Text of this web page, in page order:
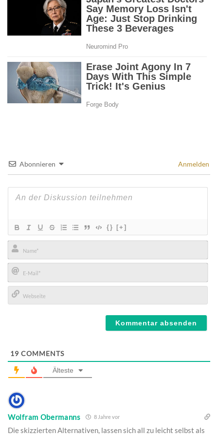
Abonnieren Anmelden
{} [+]
Name*
E-
Mail*
19 COMMENTS
Älteste
Wolfram Obermanns 8 Jahre vor
Die skizzierten Alternativen, lassen sich all zu leicht selbst als